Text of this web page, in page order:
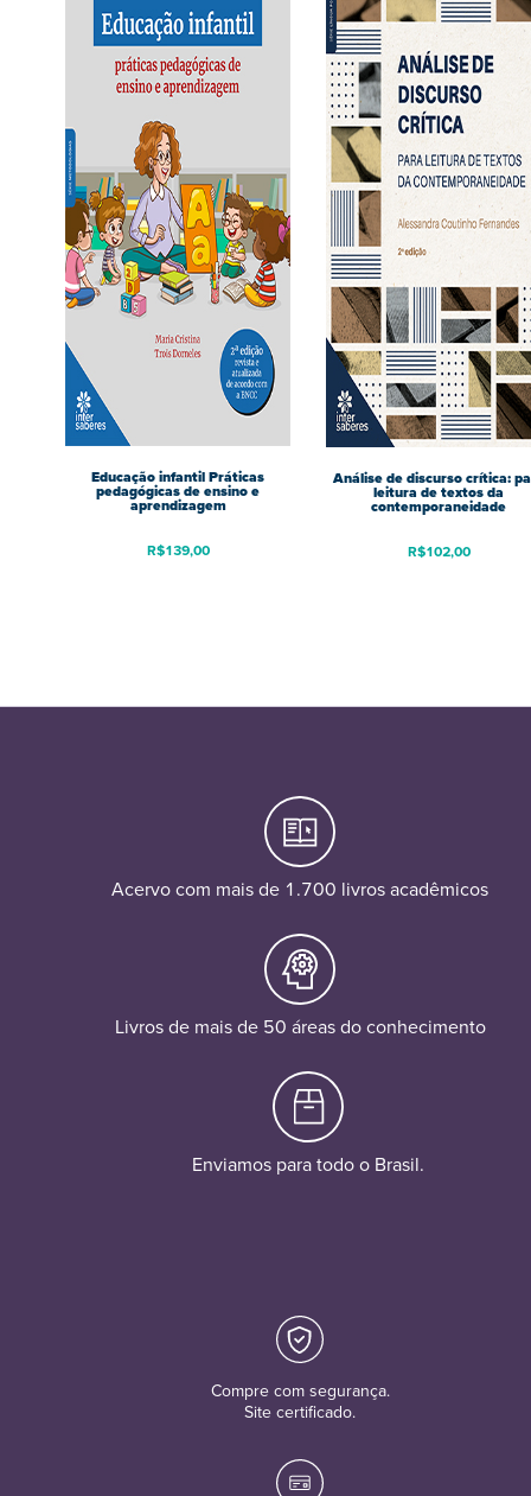
Educação infantil Práticas
pedagógicas de ensino e
aprendizagem
R$139,00
Análise de discurso crítica:
leitura de textos da
contemporaneidade
R$102,00
Acervo com mais de 1.700 livros acadêmicos
Livros de mais de 50 áreas do conhecimento
Enviamos para todo o Brasil.
Compre com segurança.
Site certificado.